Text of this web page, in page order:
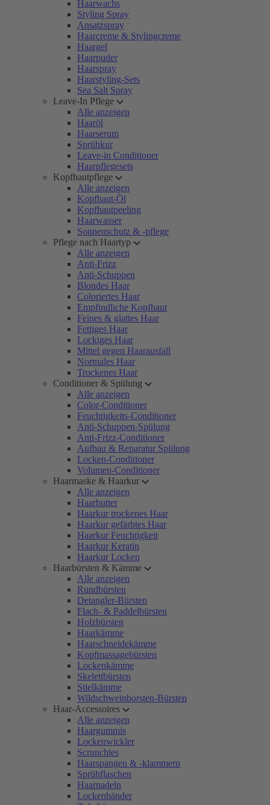
Haarwachs
Styling Spray
Ansatzspray
Haarcreme & Stylingcreme
Haargel
Haarpuder
Haarspray
Haarstyling-Sets
Sea Salt Spray
Leave-In Pflege
Alle anzeigen
Haaröl
Haarserum
Sprühkur
Leave-in Conditioner
Haarpflegesets
Kopfhautpflege
Alle anzeigen
Kopfhaut-Öl
Kopfhautpeeling
Haarwasser
Sonnenschutz & -pflege
Pflege nach Haartyp
Alle anzeigen
Anti-Frizz
Anti-Schuppen
Blondes Haar
Coloriertes Haar
Empfindliche Kopfhaut
Feines & glattes Haar
Fettiges Haar
Lockiges Haar
Mittel gegen Haarausfall
Normales Haar
Trockenes Haar
Conditioner & Spülung
Alle anzeigen
Color-Conditioner
Feuchtigkeits-Conditioner
Anti-Schuppen-Spülung
Anti-Frizz-Conditioner
Aufbau & Reparatur Spülung
Locken-Conditioner
Volumen-Conditioner
Haarmaske & Haarkur
Alle anzeigen
Haarbutter
Haarkur trockenes Haar
Haarkur gefärbtes Haar
Haarkur Feuchtigkeit
Haarkur Keratin
Haarkur Locken
Haarbürsten & Kämme
Alle anzeigen
Rundbürsten
Detangler-Bürsten
Flach- & Paddelbürsten
Holzbürsten
Haarkämme
Haarschneidekämme
Kopfmassagebürsten
Lockenkämme
Skelettbürsten
Stielkämme
Wildschweinborsten-Bürsten
Haar-Accessoires
Alle anzeigen
Haargummis
Lockenwickler
Scrunchies
Haarspangen & -klammern
Sprühflaschen
Haarnadeln
Lockenbänder